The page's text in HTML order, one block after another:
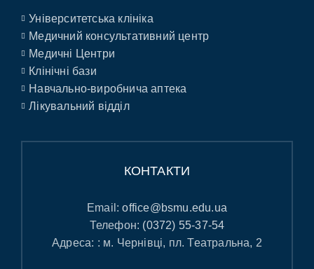
Університетська клініка
Медичний консультативний центр
Медичні Центри
Клінічні бази
Навчально-виробнича аптека
Лікувальний відділ
КОНТАКТИ
Email:office@bsmu.edu.ua
Телефон: (0372) 55-37-54
Адреса: : м. Чернівці, пл. Театральна, 2